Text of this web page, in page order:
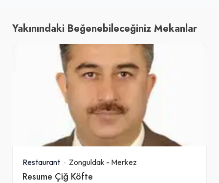
Yakınındaki Beğenebileceğiniz Mekanlar
Restaurant Zonguldak - Merkez
Resume Çiğ Köfte